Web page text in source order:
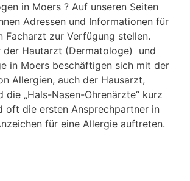
in Moers ? Auf unseren Seiten
Adressen und Informationen für
Facharzt zur Verfügung stellen.
der Hautarzt (Dermatologe) und
in Moers beschäftigen sich mit der
Allergien, auch der Hausarzt,
die „Hals-Nasen-Ohrenärzte“ kurz
oft die ersten Ansprechpartner in
für eine Allergie auftreten.